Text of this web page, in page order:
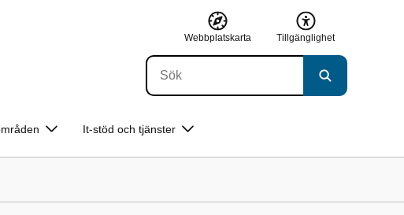
Webbplatskarta Tillgänglighet
It-stöd och tjänster